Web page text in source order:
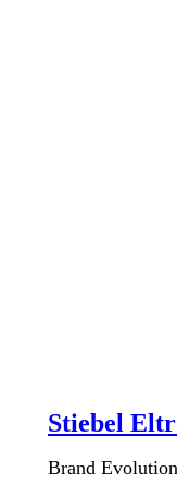
Stiebel
Brand